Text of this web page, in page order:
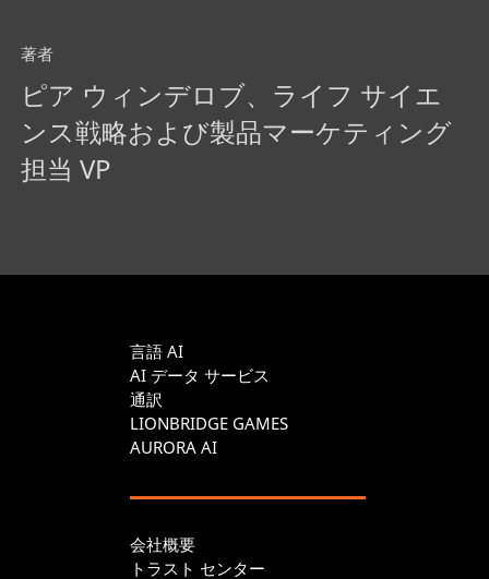
著者
ピア ウィンデロブ、ライフ サイエ
ンス戦略および製品マーケティング
担当 VP
言語 AI
AI データ サービス
通訳
LIONBRIDGE GAMES
AURORA AI
会社概要
トラスト センター